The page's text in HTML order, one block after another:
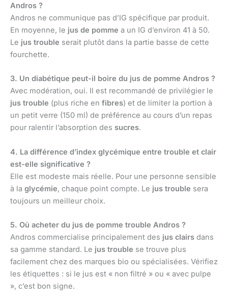
Andros ?
Andros ne communique pas d’IG spécifique par produit.
En moyenne, le jus de pomme a un IG d’environ 41 à 50.
Le jus trouble serait plutôt dans la partie basse de cette
fourchette.
3. Un diabétique peut-il boire du jus de pomme Andros ?
Avec modération, oui. Il est recommandé de privilégier le
jus trouble (plus riche en fibres) et de limiter la portion à
un petit verre (150 ml) de préférence au cours d’un repas
pour ralentir l’absorption des sucres.
4. La différence d’index glycémique entre trouble et clair
est-elle significative ?
Elle est modeste mais réelle. Pour une personne sensible
à la glycémie, chaque point compte. Le jus trouble sera
toujours un meilleur choix.
5. Où acheter du jus de pomme trouble Andros ?
Andros commercialise principalement des jus clairs dans
sa gamme standard. Le jus trouble se trouve plus
facilement chez des marques bio ou spécialisées. Vérifiez
les étiquettes : si le jus est « non filtré » ou « avec pulpe
», c’est bon signe.